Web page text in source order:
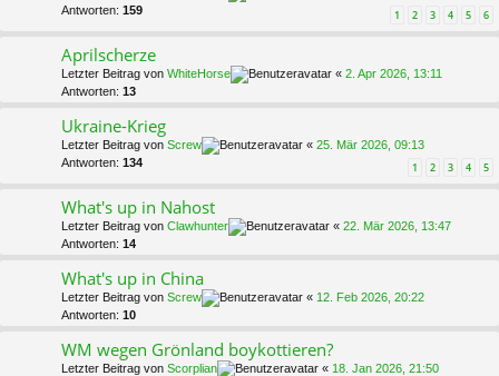
Antworten: 159 1 2 3 4 5 6
Aprilscherze
Letzter Beitrag von WhiteHorse « 2. Apr 2026, 13:11
Antworten: 13
Ukraine-Krieg
Letzter Beitrag von Screw « 25. Mär 2026, 09:13
Antworten: 134 1 2 3 4 5
What's up in Nahost
Letzter Beitrag von Clawhunter « 22. Mär 2026, 13:47
Antworten: 14
What's up in China
Letzter Beitrag von Screw « 12. Feb 2026, 20:22
Antworten: 10
WM wegen Grönland boykottieren?
Letzter Beitrag von Scorplian « 18. Jan 2026, 21:50